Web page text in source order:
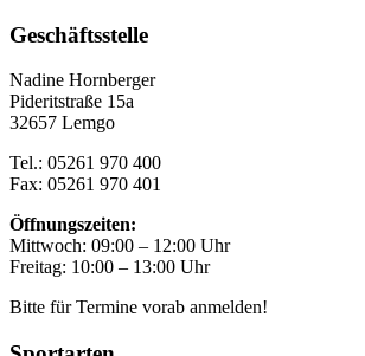
Geschäftsstelle
Nadine Hornberger
Pideritstraße 15a
32657 Lemgo
Tel.: 05261 970 400
Fax: 05261 970 401
Öffnungszeiten:
Mittwoch: 09:00 – 12:00 Uhr
Freitag: 10:00 – 13:00 Uhr
Bitte für Termine vorab anmelden!